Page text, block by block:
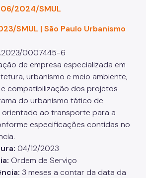
2024/SMUL
SMUL | São Paulo Urbanismo
0007445-6
de empresa especializada em
urbanismo e meio ambiente,
compatibilização dos projetos
do urbanismo tático de
ao transporte para a
especificações contidas no
04/12/2023
Ordem de Serviço
3 meses a contar da data da